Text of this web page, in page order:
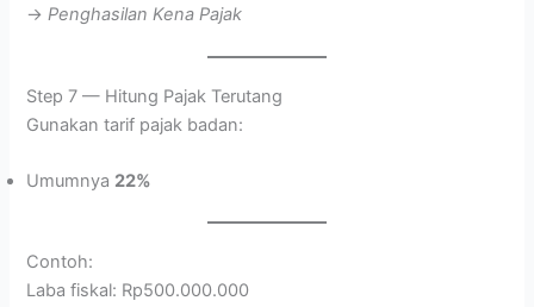
→Penghasilan Kena Pajak
Step 7 — Hitung Pajak Terutang
Gunakan tarif pajak badan:
Umumnya 22%
Contoh:
Laba fiskal: Rp500.000.000